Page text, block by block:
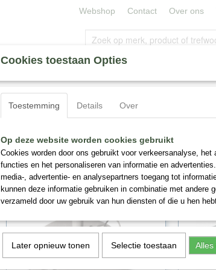
Webshop Contact Over ons
Sorteer op:
Cookies toestaan Opties
Toestemming Details Over
Op deze website worden cookies gebruikt
Cookies worden door ons gebruikt voor verkeersanalyse, het
functies en het personaliseren van informatie en
media-, advertentie- en analysepartners toegang tot
kunnen deze informatie gebruiken in combinatie met andere
verzameld door uw gebruik van hun diensten of die u hen
Later opnieuw tonen Selectie toestaan Alles